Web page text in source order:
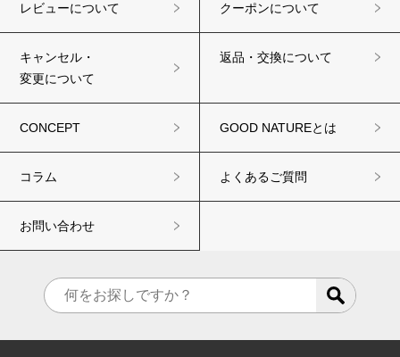
レビューについて クーポンについて
キャンセル・
変更について
返品・交換について
CONCEPT GOOD NATUREとは
コラム よくあるご質問
お問い合わせ